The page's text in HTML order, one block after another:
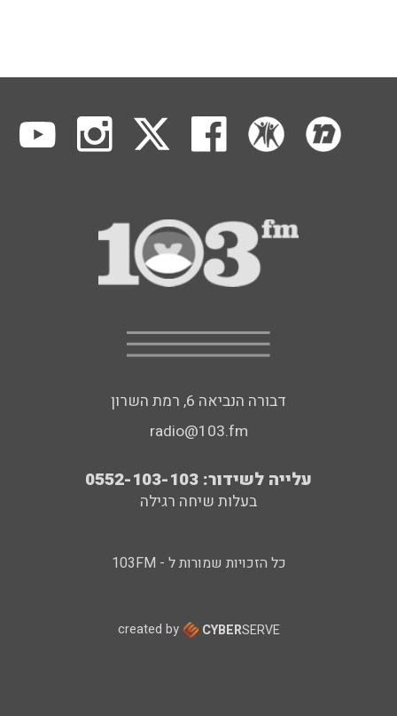
דבורה הנביאה 6, רמת השרון
radio@103.fm
עלייה לשידור: 0552-103-103
בעלות שיחה רגילה
כל הזכויות שמורות ל - 103FM
created by CYBERSERVE